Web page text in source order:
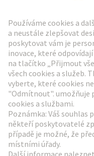
Přejít na registraci
Social Media